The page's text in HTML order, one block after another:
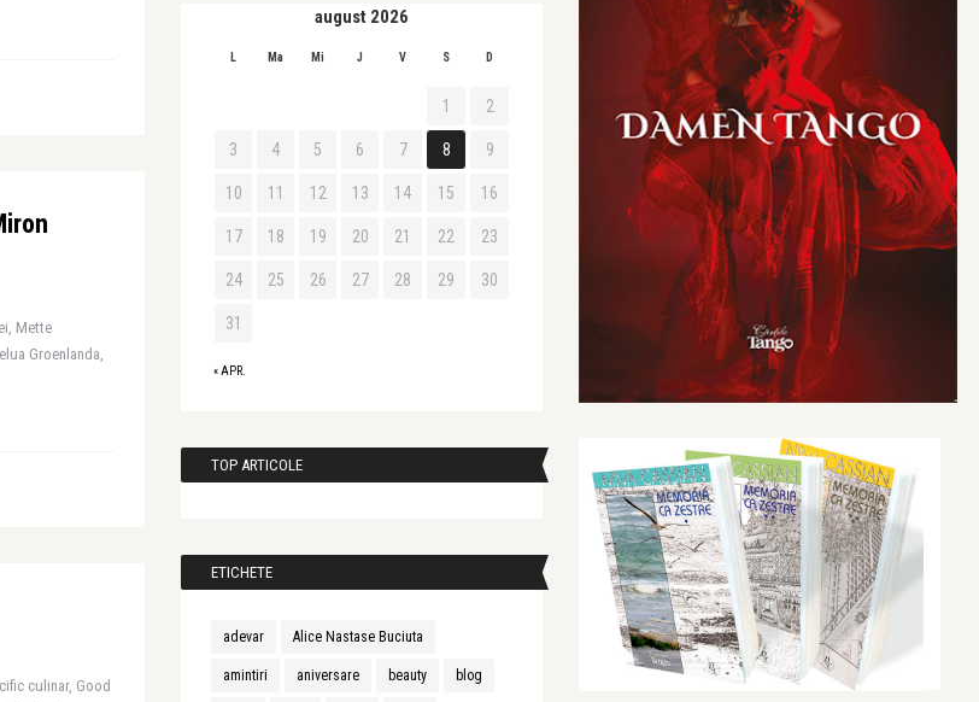
Mette
Groenlanda,
culinar, Good
august 2026
L Ma Mi J V S D
« APR.
1 2
3 4 5 6 7 8 9
10 11 12 13 14 15 16
17 18 19 20 21 22 23
24 25 26 27 28 29 30
31
TOP ARTICOLE
ETICHETE
adevar Alice Nastase Buciuta
amintiri aniversare beauty blog